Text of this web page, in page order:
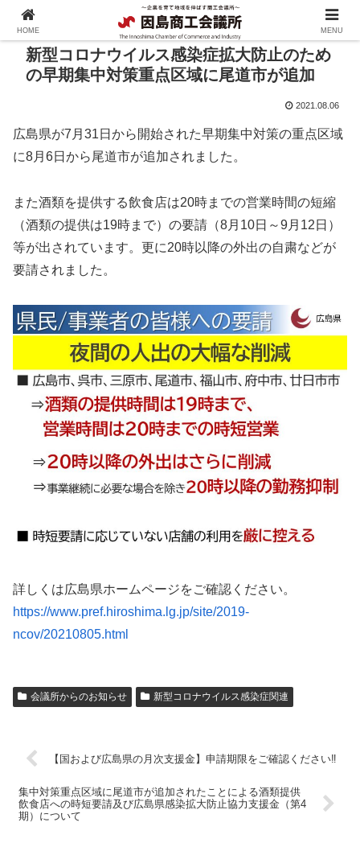
新型コロナウイルス感染症拡大防止のため
の早期集中対策重点区域に尾道市が追加
2021.08.06
広島県が7月31日から開始された早期集中対策の重点区域
に8月6日から尾道市が追加されました。
また酒類を提供する飲食店は20時までの営業時間の短縮
（酒類の提供は19時まで）の要請（8月10日～9月12日）
等が出されています。更に20時以降の外出の自粛などが
要請されました。
詳しくは広島県ホームページをご確認ください。
https://www.pref.hiroshima.lg.jp/site/2019-
ncov/20210805.html
会議所からのお知らせ 新型コロナウイルス感染症関連
【国および広島県の月次支援金】申請期限をご確認ください‼
集中対策重点区域に尾道市が追加されたことによる酒類提供
飲食店への時短要請及び広島県感染拡大防止協力支援金（第4
期）について
HOME MENU